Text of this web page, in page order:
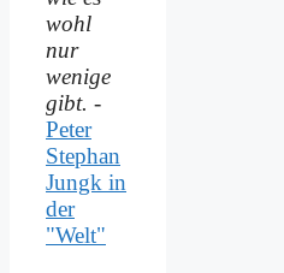
wohl
nur
wenige
gibt. -
Peter
Stephan
Jungk in
der
"Welt"